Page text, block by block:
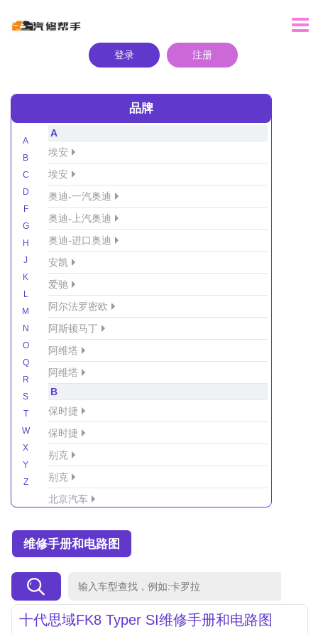
登录 注册
品牌
A
B
C
D
F
G
H
J
K
L
M
N
O
Q
R
S
T
W
X
Y
Z
A
埃安
埃安
奥迪-一汽奥迪
奥迪-上汽奥迪
奥迪-进口奥迪
安凯
爱驰
阿尔法罗密欧
阿斯顿马丁
阿维塔
阿维塔
B
保时捷
保时捷
别克
别克
北京汽车
北京越野车
北汽制造
维修手册和电路图
十代思域FK8 Typer SI维修手册和电路图